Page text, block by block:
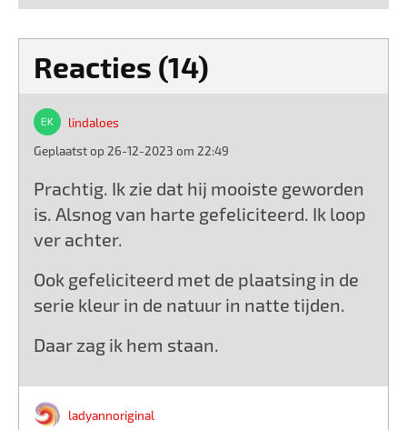
Reacties (14)
lindaloes
Geplaatst op 26-12-2023 om 22:49
Prachtig. Ik zie dat hij mooiste geworden
is. Alsnog van harte gefeliciteerd. Ik loop
ver achter.
Ook gefeliciteerd met de plaatsing in de
serie kleur in de natuur in natte tijden.
Daar zag ik hem staan.
ladyannoriginal